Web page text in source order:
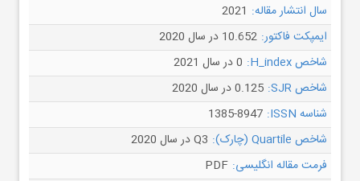
سال انتشار مقاله: 2021
ایمپکت فاکتور: 10.652 در سال 2020
شاخص H_index:
0 در سال 2021
شاخص SJR:
0.125 در سال 2020
شناسه ISSN:
1385-8947
شاخص Quartile (چارک):
Q3 در سال 2020
فرمت مقاله انگلیسی: PDF